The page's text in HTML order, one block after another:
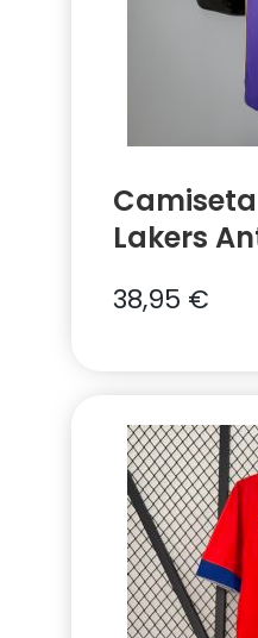
Lakers
38,95 €